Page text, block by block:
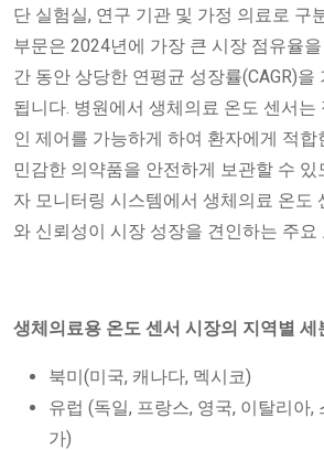
단 실험실, 연구 기관 및 가정 의료로 구
부문은 2024년에 가장 큰 시장 점유율
간 동안 상당한 연평균 성장률(CAGR)
됩니다. 병원에서 생체의료 온도 센서는
인 제어를 가능하게 하여 환자에게 적
민감한 의약품을 안전하게 보관할 수
자 모니터링 시스템에서 생체의료 온도
와 신뢰성이 시장 성장을 견인하는 주요
생체의료용 온도 센서 시장의 지역별 세
북미(미국, 캐나다, 멕시코)
유럽 ​​(독일, 프랑스, ​​영국, 이탈리아,
가)